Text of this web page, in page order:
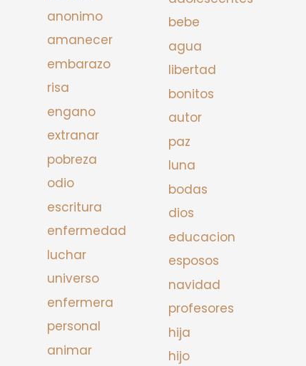
anonimo
amanecer
embarazo
risa
engano
extranar
pobreza
odio
escritura
enfermedad
luchar
universo
enfermera
personal
animar
bebe
agua
libertad
bonitos
autor
paz
luna
bodas
dios
educacion
esposos
navidad
profesores
hija
hijo